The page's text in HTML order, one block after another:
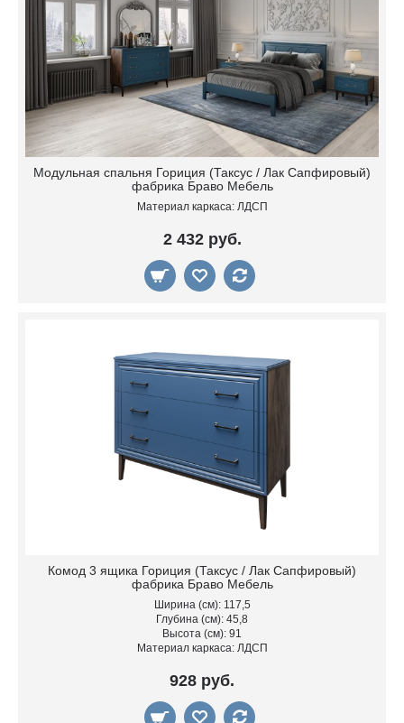
Модульная спальня Гориция (Таксус / Лак Сапфировый)
фабрика Браво Мебель
Материал каркаса: ЛДСП
2 432 руб.
Комод 3 ящика Гориция (Таксус / Лак Сапфировый)
фабрика Браво Мебель
Ширина (см): 117,5
Глубина (см): 45,8
Высота (см): 91
Материал каркаса: ЛДСП
928 руб.